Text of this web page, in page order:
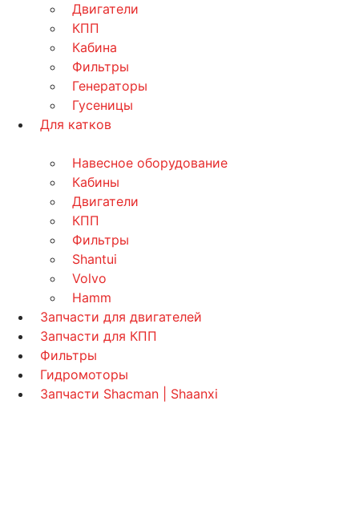
Двигатели
КПП
Кабина
Фильтры
Генераторы
Гусеницы
Для катков
Навесное оборудование
Кабины
Двигатели
КПП
Фильтры
Shantui
Volvo
Hamm
Запчасти для двигателей
Запчасти для КПП
Фильтры
Гидромоторы
Запчасти Shacman | Shaanxi